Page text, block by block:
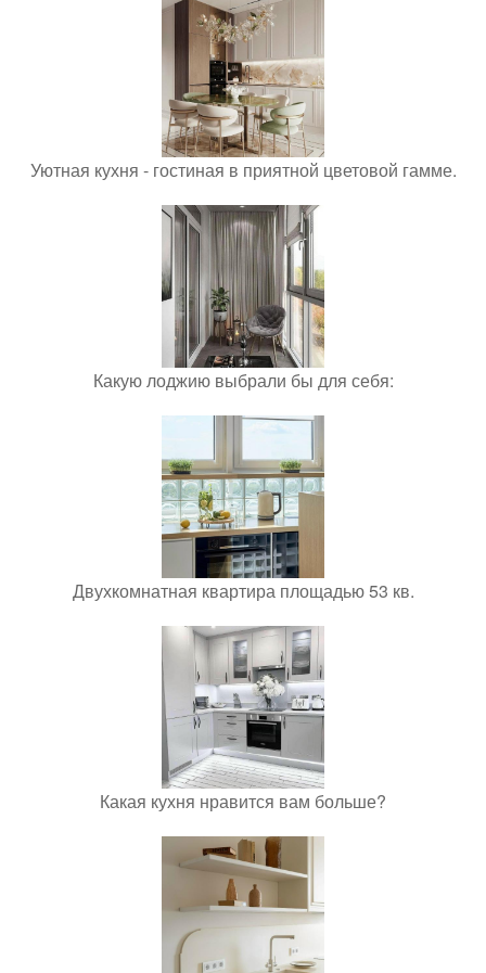
Уютная кухня - гостиная в приятной цветовой гамме.
Какую лоджию выбрали бы для себя:
Двухкомнатная квартира площадью 53 кв.
Какая кухня нравится вам больше?